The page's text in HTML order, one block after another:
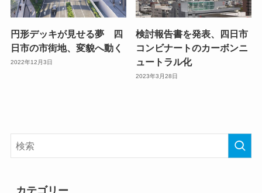
円形デッキが見せる夢 四
日市の市街地、変貌へ動く
2022年12月3日
検討報告書を発表、四日市
コンビナートのカーボンニ
ュートラル化
2023年3月28日
カテゴリー